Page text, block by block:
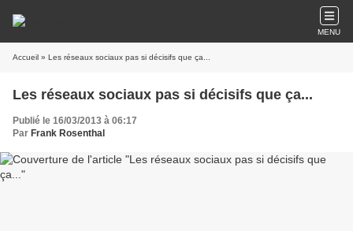
MENU
Accueil » Les réseaux sociaux pas si décisifs que ça...
Les réseaux sociaux pas si décisifs que ça...
Publié le 16/03/2013 à 06:17
Par Frank Rosenthal